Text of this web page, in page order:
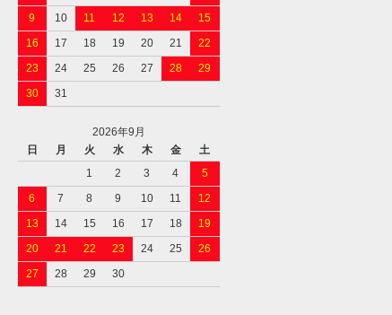
9
10 11 12 13 14
15
16
17 18 19 20 21
22
23
24 25 26 27 28
29
30
31
2026年9月
日
月 火 水 木 金
土
1
2 3 4
5
6
7 8 9 10 11
12
13
14 15 16 17 18
19
20
21 22 23 24 25
26
27
28 29 30